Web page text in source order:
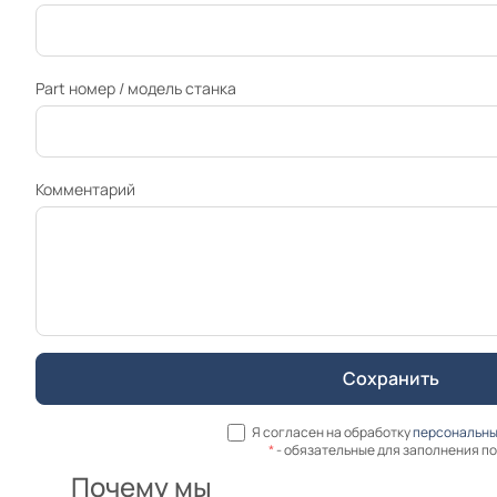
Part номер / модель станка
Комментарий
Я согласен на обработку
*- обязательные для заполнения
Почему мы